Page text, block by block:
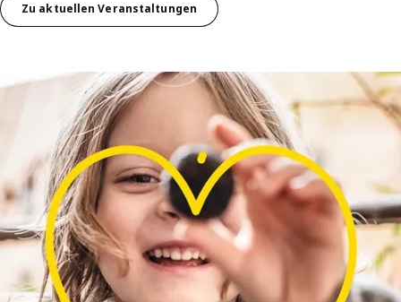
Zu aktuellen Veranstaltungen